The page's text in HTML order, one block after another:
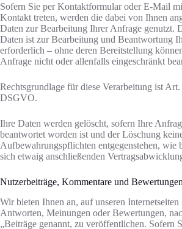
Sofern Sie per Kontaktformular oder E-Mail
Kontakt treten, werden die dabei von Ihnen
Daten zur Bearbeitung Ihrer Anfrage genutzt.
Daten ist zur Bearbeitung und Beantwortung
erforderlich – ohne deren Bereitstellung
Anfrage nicht oder allenfalls eingeschränkt
Rechtsgrundlage für diese Verarbeitung ist
DSGVO.
Ihre Daten werden gelöscht, sofern Ihre
beantwortet worden ist und der Löschung
Aufbewahrungspflichten entgegenstehen, wie
sich etwaig anschließenden
Nutzerbeiträge, Kommentare und Bewertungen
Wir bieten Ihnen an, auf unseren Internetseiten
Antworten, Meinungen oder Bewertungen,
„Beiträge genannt, zu veröffentlichen. Sofern